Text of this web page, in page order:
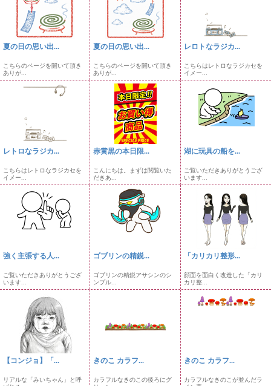
夏の日の思い出...
こちらのページを開いて頂き
ありが...
夏の日の思い出...
こちらのページを開いて頂き
ありが...
レロトなラジカ...
こちらはレトロなラジカセを
イメー...
レトロなラジカ...
こちらはレトロなラジカセを
イメー...
赤黄黒の本日限...
こんにちは。まずは閲覧いた
だきあ...
湖に玩具の船を...
ご覧いただきありがとうござ
います...
強く主張する人...
ご覧いただきありがとうござ
います...
ゴブリンの精鋭...
ゴブリンの精鋭アサシンのシ
ンプル...
「カリカリ整形...
顔面を面白く改造した「カリ
カリ整...
【コンジョ】「...
リアルな「みいちゃん」と呼
きのこ カラフ...
カラフルなきのこの後ろにグ
きのこ カラフ...
カラフルなきのこが並んだラ